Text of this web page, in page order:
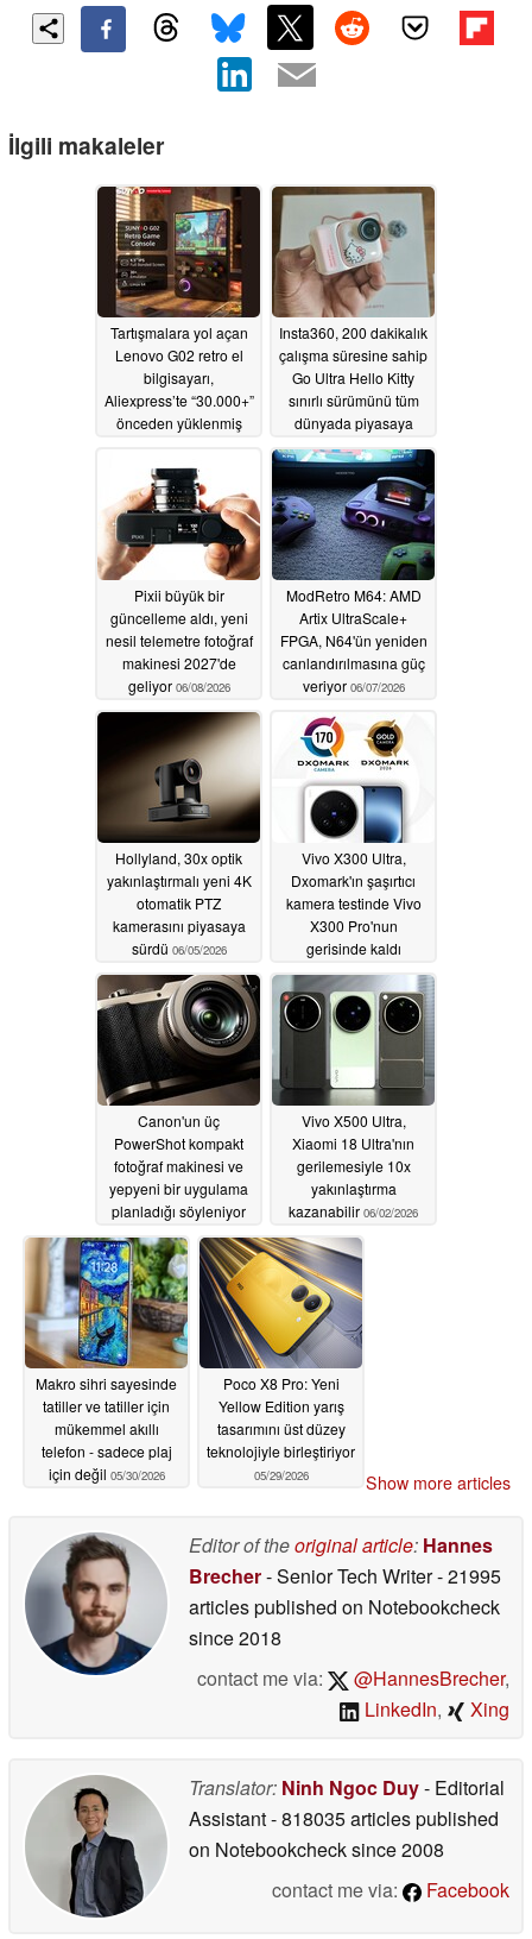
İlgili makaleler
Tartışmalara yol açan
Lenovo G02 retro el
bilgisayarı,
Aliexpress’te “30.000+”
önceden yüklenmiş
ortaya çıktı06/17/2026
Insta360, 200 dakikalık
çalışma süresine sahip
Go Ultra Hello Kitty
sınırlı sürümünü tüm
dünyada piyasaya
sürüyor06/11/2026
Pixii büyük bir
güncelleme aldı, yeni
nesil telemetre fotoğraf
makinesi 2027'de
geliyor 06/08/2026
ModRetro M64: AMD
Artix UltraScale+
FPGA, N64'ün yeniden
canlandırılmasına güç
veriyor 06/07/2026
Hollyland, 30x optik
yakınlaştırmalı yeni 4K
otomatik PTZ
kamerasını piyasaya
sürdü 06/05/2026
Vivo X300 Ultra,
Dxomark'ın şaşırtıcı
kamera testinde Vivo
X300 Pro'nun
gerisinde kaldı
06/03/2026
Canon'un üç
PowerShot kompakt
fotoğraf makinesi ve
yepyeni bir uygulama
planladığı söyleniyor
06/02/2026
Vivo X500 Ultra,
Xiaomi 18 Ultra'nın
gerilemesiyle 10x
yakınlaştırma
kazanabilir 06/02/2026
Makro sihri sayesinde
tatiller ve tatiller için
mükemmel akıllı
telefon - sadece plaj
için değil 05/30/2026
Poco X8 Pro: Yeni
Yellow Edition yarış
tasarımını üst düzey
teknolojiyle birleştiriyor
05/29/2026 Show more articles
Editor of theoriginal article: Hannes
Brecher- Senior Tech Writer- 21995
articles published on Notebookcheck
since 2018
contact me via:
@HannesBrecher,
LinkedIn, Xing
Translator: Ninh Ngoc Duy- Editorial
Assistant- 818035 articles published
on Notebookchecksince 2008
contact me via:
Facebook